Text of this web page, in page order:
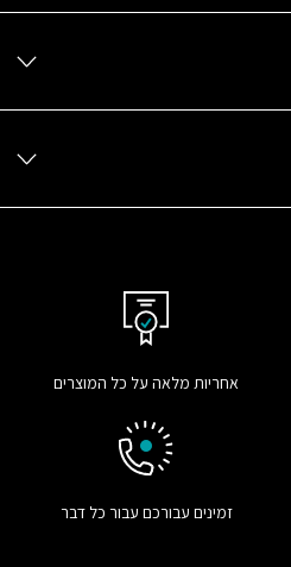
אחריות מלאה על כל המוצרים
זמינים עבורכם עבור כל דבר